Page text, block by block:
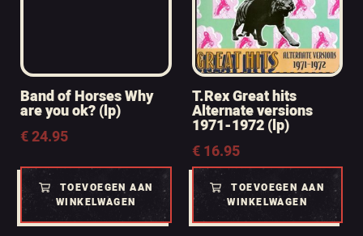
Band of Horses Why
are you ok? (lp)
€24.95
TOEVOEGEN AAN
WINKELWAGEN
T.Rex Great hits
Alternate versions
1971-1972 (lp)
€16.95
TOEVOEGEN AAN
WINKELWAGEN